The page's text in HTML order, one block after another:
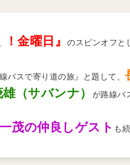
！金曜日』 のスピンオフと
バスで寄り道の旅』と題して、
（サバンナ） が路線バ
一茂の仲良しゲスト も